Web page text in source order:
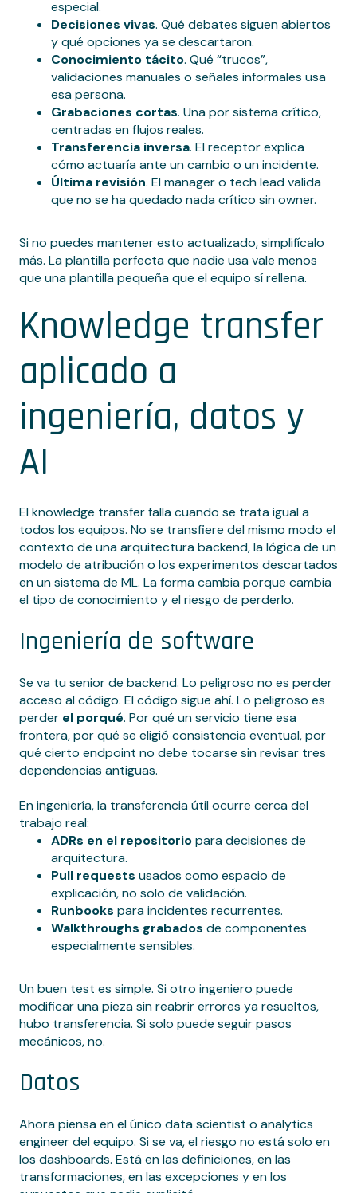
especial.
Decisiones vivas. Qué debates siguen abiertos
y qué opciones ya se descartaron.
Conocimiento tácito. Qué “trucos”,
validaciones manuales o señales informales usa
esa persona.
Grabaciones cortas. Una por sistema crítico,
centradas en flujos reales.
Transferencia inversa. El receptor explica
cómo actuaría ante un cambio o un incidente.
Última revisión. El manager o tech lead valida
que no se ha quedado nada crítico sin owner.
Si no puedes mantener esto actualizado, simplifícalo
más. La plantilla perfecta que nadie usa vale menos
que una plantilla pequeña que el equipo sí rellena.
Knowledge transfer
aplicado a
ingeniería, datos y
AI
El knowledge transfer falla cuando se trata igual a
todos los equipos. No se transfiere del mismo modo el
contexto de una arquitectura backend, la lógica de un
modelo de atribución o los experimentos descartados
en un sistema de ML. La forma cambia porque cambia
el tipo de conocimiento y el riesgo de perderlo.
Ingeniería de software
Se va tu senior de backend. Lo peligroso no es perder
acceso al código. El código sigue ahí. Lo peligroso es
perder el porqué. Por qué un servicio tiene esa
frontera, por qué se eligió consistencia eventual, por
qué cierto endpoint no debe tocarse sin revisar tres
dependencias antiguas.
En ingeniería, la transferencia útil ocurre cerca del
trabajo real:
ADRs en el repositoriopara decisiones de
arquitectura.
Pull requests usados como espacio de
explicación, no solo de validación.
Runbooks para incidentes recurrentes.
Walkthroughs grabados de componentes
especialmente sensibles.
Un buen test es simple. Si otro ingeniero puede
modificar una pieza sin reabrir errores ya resueltos,
hubo transferencia. Si solo puede seguir pasos
mecánicos, no.
Datos
Ahora piensa en el único data scientist o analytics
engineer del equipo. Si se va, el riesgo no está solo en
los dashboards. Está en las definiciones, en las
transformaciones, en las excepciones y en los